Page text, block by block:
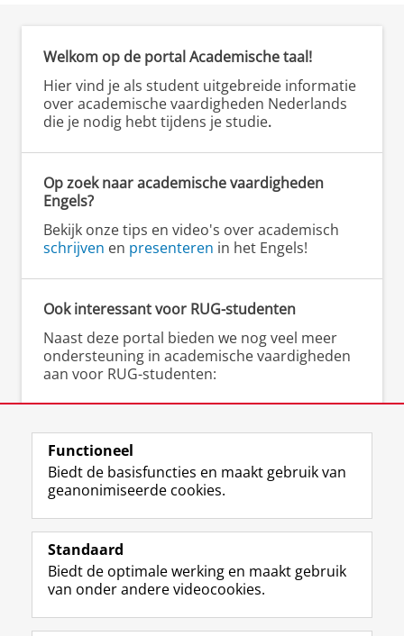
Welkom op de portal Academische taal!
Hier vind je als student uitgebreide informatie
over academische vaardigheden Nederlands
die je nodig hebt tijdens je studie.
Op zoek naar academische vaardigheden
Engels?
Bekijk onze tips en video's over academisch
schrijven en presenteren in het Engels!
Ook interessant voor RUG-studenten
Naast deze portal bieden we nog veel meer
ondersteuning in academische vaardigheden
aan voor RUG-studenten:
▸Gratis schrijfcoachingbij het Schrijfcentrum
▸Scriptieschrijfdagenbij het Schrijfcentrum
▸Cursussen en workshops
schrijven bij het Talencentrum
Volg ons op
a
c
b
n
s
a
i
e
o
u
Functioneel
Biedt de basisfuncties en maakt gebruik van
geanonimiseerde cookies.
Standaard
Biedt de optimale werking en maakt gebruik
van onder andere videocookies.